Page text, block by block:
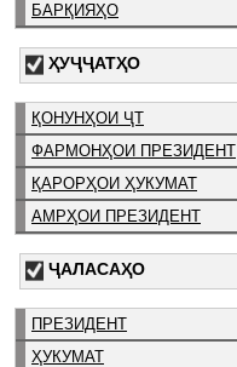
БАРҚИЯҲО
ҲУҶҶАТҲО
ҚОНУНҲОИ ҶТ
ФАРМОНҲОИ ПРЕЗИДЕНТ
ҚАРОРҲОИ ҲУКУМАТ
АМРҲОИ ПРЕЗИДЕНТ
ҶАЛАСАҲО
ПРЕЗИДЕНТ
ҲУКУМАТ